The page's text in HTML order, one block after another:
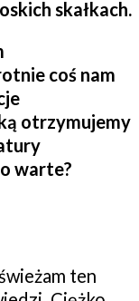
skałkach.
coś nam
otrzymujemy
warte?
ten